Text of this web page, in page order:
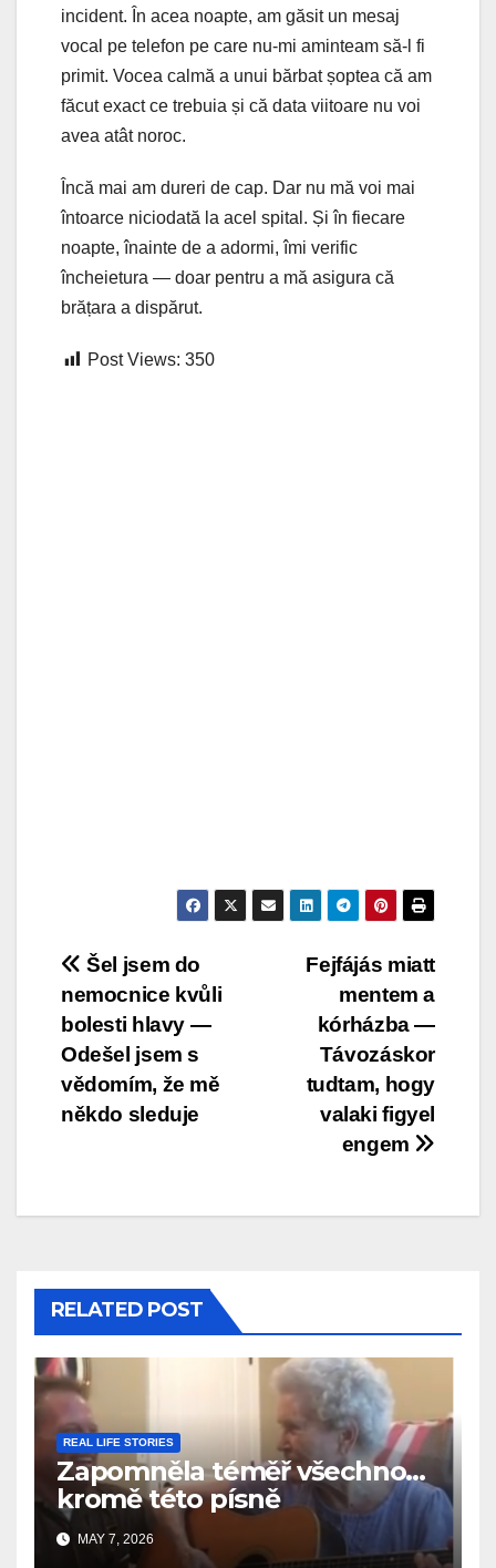
incident. În acea noapte, am găsit un mesaj
vocal pe telefon pe care nu-mi aminteam să-l fi
primit. Vocea calmă a unui bărbat șoptea că am
făcut exact ce trebuia și că data viitoare nu voi
avea atât noroc.
Încă mai am dureri de cap. Dar nu mă voi mai
întoarce niciodată la acel spital. Și în fiecare
noapte, înainte de a adormi, îmi verific
încheietura — doar pentru a mă asigura că
brățara a dispărut.
Post Views: 350
Post
navigation
Fejfájás miatt
mentem a
kórházba —
Távozáskor
tudtam, hogy
valaki figyel
engem
Šel jsem do
nemocnice kvůli
bolesti hlavy —
Odešel jsem s
vědomím, že mě
někdo sleduje
RELATED POST
REAL LIFE STORIES
Zapomněla téměř všechno…
kromě této písně
MAY 7, 2026